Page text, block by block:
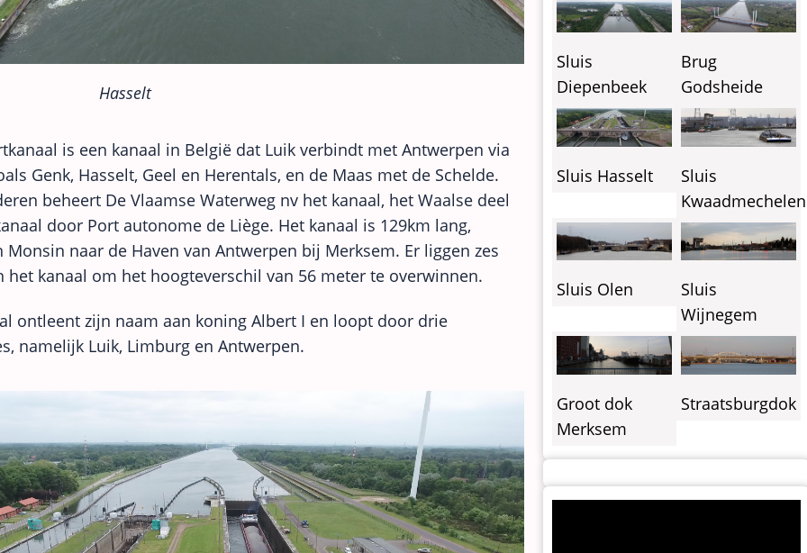
Hasselt
is een kanaal in België dat Luik verbindt met Antwerpen via
Genk, Hasselt, Geel en Herentals, en de Maas met de Schelde.
beheert De Vlaamse Waterweg nv het kanaal, het Waalse deel
door Port autonome de Liège. Het kanaal is 129km lang,
Monsin naar de Haven van Antwerpen bij Merksem. Er liggen zes
het kanaal om het hoogteverschil van 56 meter te overwinnen.
ontleent zijn naam aan koning Albert I en loopt door drie
namelijk Luik, Limburg en Antwerpen.
Sluis
Diepenbeek
Brug
Godsheide
Sluis Hasselt
Sluis
Kwaadmechelen
Sluis Olen
Sluis
Wijnegem
Groot dok
Merksem
Straatsburgdok